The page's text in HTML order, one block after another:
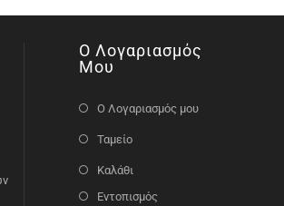
Ο Λογαριασμός
Μου
Ο Λογαριασμός μου
Ταμείο
Καλάθι
Εντοπισμός